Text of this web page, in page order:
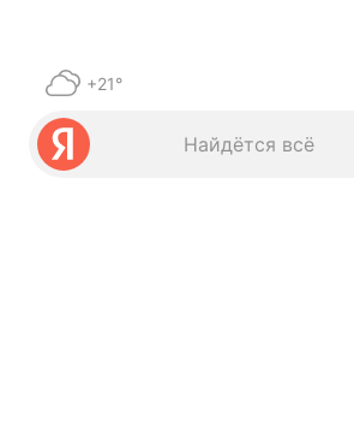
+21°
Найдётся всё